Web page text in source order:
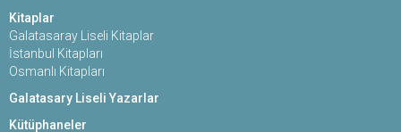
Kitaplar
Galatasaray Liseli Kitaplar
İstanbul Kitapları
Osmanlı Kitapları
Galatasary Liseli Yazarlar
Kütüphaneler